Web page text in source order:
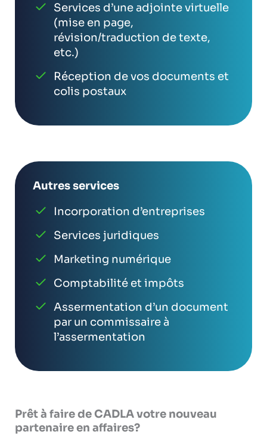
Services d’une adjointe virtuelle
(mise en page,
révision/traduction de texte,
etc.)
Réception de vos documents et
colis postaux
Autres services
Incorporation d’entreprises
Services juridiques
Marketing numérique
Comptabilité et impôts
Assermentation d’un document
par un commissaire à
l’assermentation
Prêt à faire de CADLA votre nouveau
partenaire en affaires?